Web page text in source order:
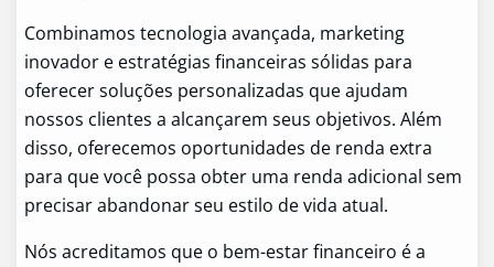
Combinamos tecnologia avançada, marketing
inovador e estratégias financeiras sólidas para
oferecer soluções personalizadas que ajudam
nossos clientes a alcançarem seus objetivos. Além
disso, oferecemos oportunidades de renda extra
para que você possa obter uma renda adicional sem
precisar abandonar seu estilo de vida atual.
Nós acreditamos que o bem-estar financeiro é a